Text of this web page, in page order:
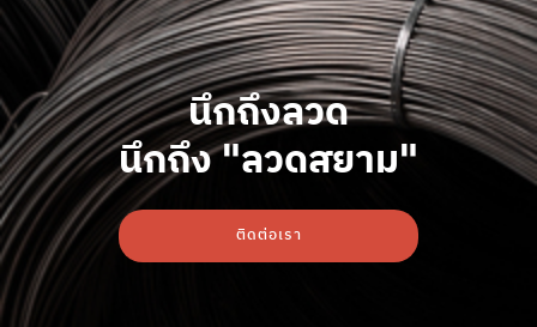
นึกถึงลวด
นึกถึง "ลวดสยาม"
ติดต่อเรา